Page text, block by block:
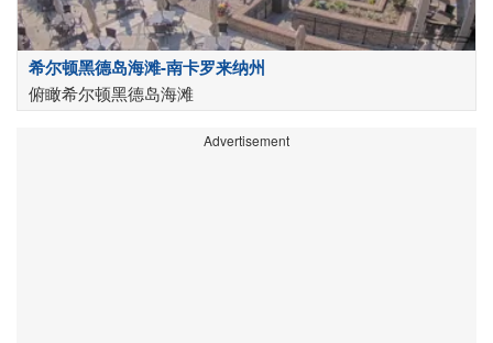
希尔顿黑德岛海滩-南卡罗来纳州
俯瞰希尔顿黑德岛海滩
Advertisement